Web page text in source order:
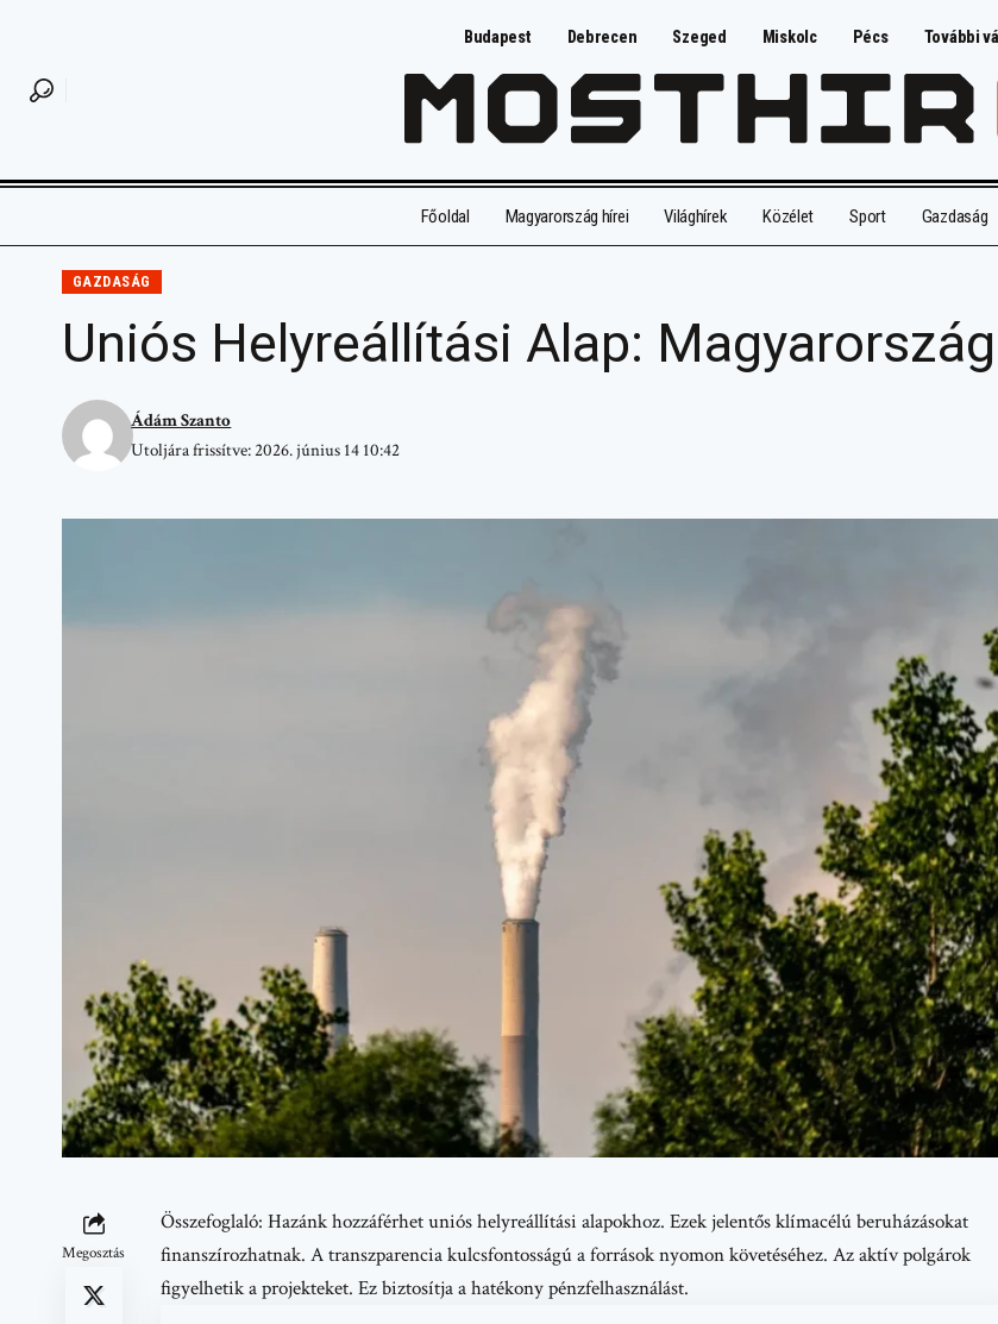
Budapest Debrecen Szeged Miskolc Pécs További
Főoldal Magyarország hírei Világhírek Közélet Sport Gazdaság
GAZDASÁG
Uniós Helyreállítási Alap:
Utoljára frissítve: 2026. június 14 10:42
Ádám Szanto
Megosztás
Összefoglaló: Hazánk hozzáférhet uniós helyreállítási alapokhoz. Ezek jelentős klímacélú beruházásokat
finanszírozhatnak. A transzparencia kulcsfontosságú a források nyomon követéséhez. Az aktív polgárok
figyelhetik a projekteket. Ez biztosítja a hatékony pénzfelhasználást.